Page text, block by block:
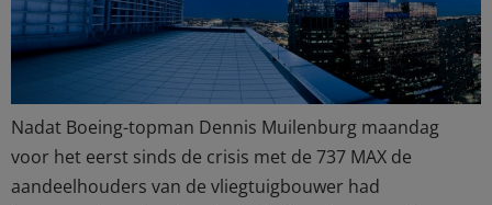
Nadat Boeing-topman Dennis Muilenburg maandag
voor het eerst sinds de crisis met de 737 MAX de
aandeelhouders van de vliegtuigbouwer had